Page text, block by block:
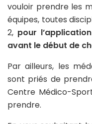
vouloir prendre les
équipes, toutes
2, pour
avant le début de
Par ailleurs, les
sont priés de
Centre Médico-
prendre.